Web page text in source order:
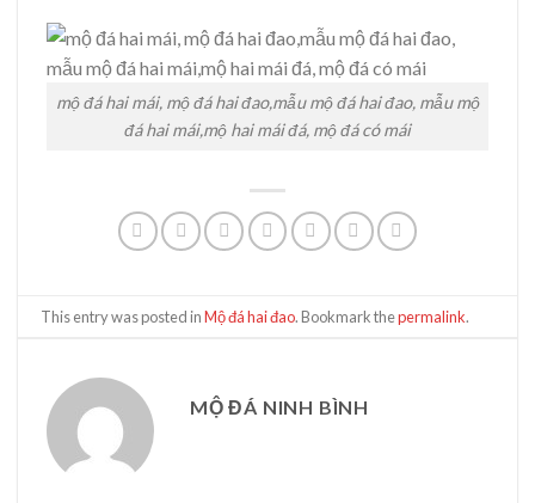
mộ đá hai mái, mộ đá hai đao,mẫu mộ đá hai đao, mẫu mộ
đá hai mái,mộ hai mái đá, mộ đá có mái
This entry was posted inMộ đá hai đao. Bookmark thepermalink.
MỘ ĐÁ NINH BÌNH